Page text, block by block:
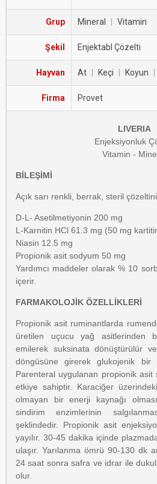
Grup Mineral Vitamin
Şekil Enjektabl Çözelti
Hayvan At Keçi Koyun
Firma Provet
LIVERIA
Enjeksiyonluk
Vitamin -
BİLEŞİMİ
Açık sarı renkli, berrak, steril
D-L- Asetilmetiyonin 200 mg
L-Karnitin HCl 61.3 mg (50 mg
Niasin 12.5 mg
Propionik asit sodyum 50 mg
Yardımcı maddeler olarak % 10
içerir.
FARMAKOLOJİK ÖZELLİKLERİ
Propionik asit ruminantlarda
üretilen uçucu yağ asitlerinden
emilerek suksinata dönüştürülür
döngüsüne girerek glukojenik bir
Parenteral uygulanan propionik
etkiye sahiptir. Karaciğer
olmayan bir enerji kaynağı
sindirim enzimlerinin
şeklindedir. Propionik asit
yayılır. 30-45 dakika içinde
ulaşır. Yarılanma ömrü 90-130 dk
24 saat sonra safra ve idrar ile
olur.